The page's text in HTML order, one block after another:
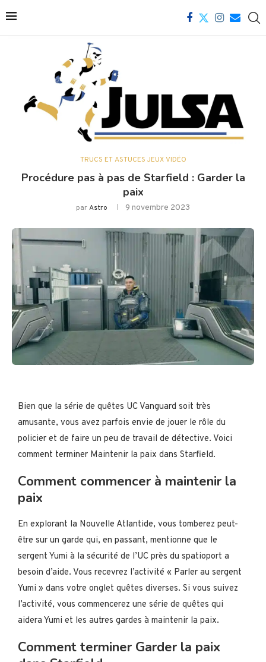
TRUCS ET ASTUCES JEUX VIDÉO
Procédure pas à pas de Starfield : Garder la
paix
parAstro 9 novembre 2023
Bien que la série de quêtes UC Vanguard soit très
amusante, vous avez parfois envie de jouer le rôle du
policier et de faire un peu de travail de détective. Voici
comment terminer Maintenir la paix dans Starfield.
Comment commencer à maintenir la
paix
En explorant la Nouvelle Atlantide, vous tomberez peut-
être sur un garde qui, en passant, mentionne que le
sergent Yumi à la sécurité de l’UC près du spatioport a
besoin d’aide. Vous recevrez l’activité « Parler au sergent
Yumi » dans votre onglet quêtes diverses. Si vous suivez
l’activité, vous commencerez une série de quêtes qui
aidera Yumi et les autres gardes à maintenir la paix.
Comment terminer Garder la paix